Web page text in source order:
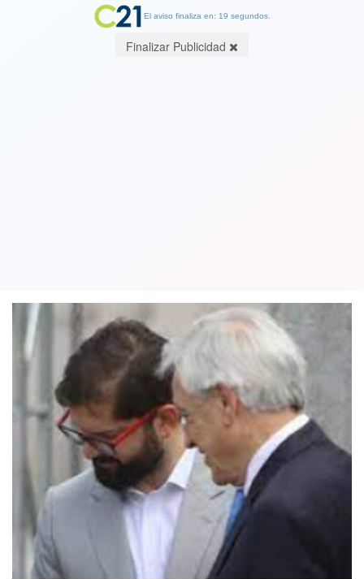
El aviso finaliza en: 19 segundos.
Finalizar Publicidad